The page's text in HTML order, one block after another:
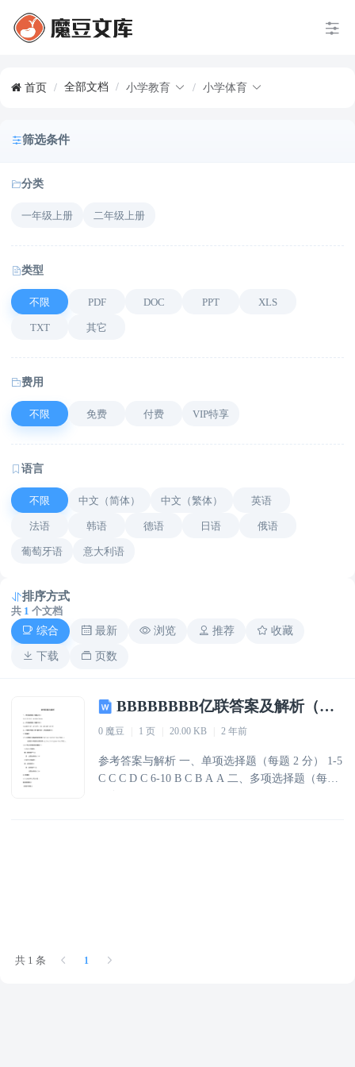
首页 / 全部文档 / 小学教育 / 小学体育
筛选条件
分类
一年级上册 二年级上册
类型
不限 PDF DOC PPT XLS
TXT 其它
费用
不限 免费 付费 VIP特享
语言
不限 中文（简体） 中文（繁体） 英语
法语 韩语 德语 日语 俄语
葡萄牙语 意大利语
排序方式
共 1 个文档
综合
最新 浏览 推荐 收藏
下载 页数
BBBBBBBB亿联答案及解析（B卷）(4)
0 魔豆 1 页 20.00 KB 2 年前
参考答案与解析 一、单项选择题（每题 2 分） 1-5
C C C D C 6-10 B C B A A 二、多项选择题（每题
共 1 条 1